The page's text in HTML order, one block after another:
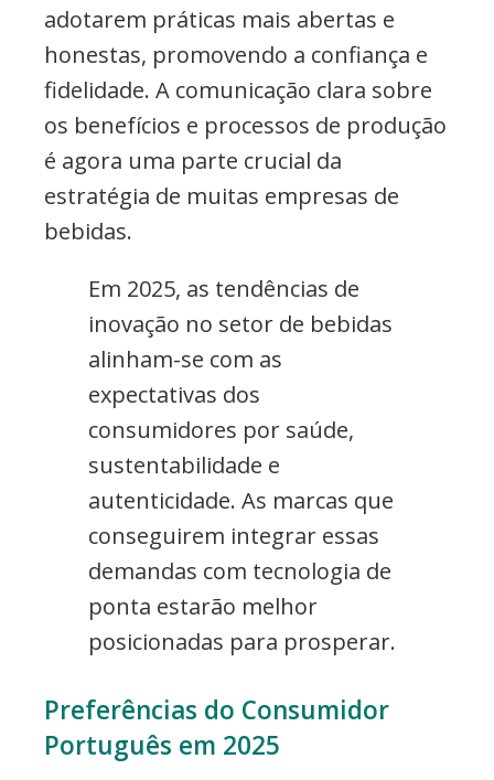
adotarem práticas mais abertas e
honestas, promovendo a confiança e
fidelidade. A comunicação clara sobre
os benefícios e processos de produção
é agora uma parte crucial da
estratégia de muitas empresas de
bebidas.
Em 2025, as tendências de
inovação no setor de bebidas
alinham-se com as
expectativas dos
consumidores por saúde,
sustentabilidade e
autenticidade. As marcas que
conseguirem integrar essas
demandas com tecnologia de
ponta estarão melhor
posicionadas para prosperar.
Preferências do Consumidor
Português em 2025